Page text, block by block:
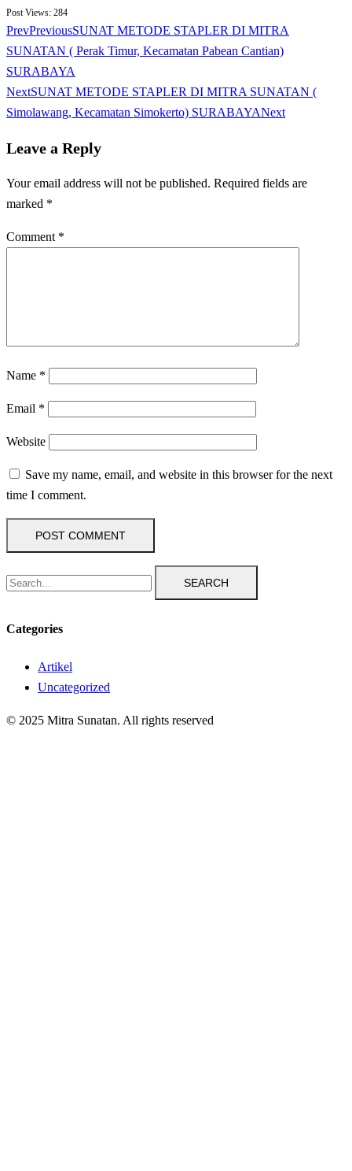
Post Views: 284
PrevPreviousSUNAT METODE STAPLER DI MITRA
SUNATAN ( Perak Timur, Kecamatan Pabean Cantian)
SURABAYA
NextSUNAT METODE STAPLER DI MITRA SUNATAN (
Simolawang, Kecamatan Simokerto) SURABAYANext
Leave a Reply
Your email address will not be published. Required fields are
marked *
Comment *
Name *
Email *
Website
Save my name, email, and website in this browser for the next
time I comment.
SEARCH
Categories
Artikel
Uncategorized
© 2025 Mitra Sunatan. All rights reserved